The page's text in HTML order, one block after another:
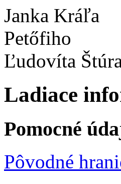
Janka Kráľa
Petőfiho
Ľudovíta
Ladiace
Pomocné
Pôvodné